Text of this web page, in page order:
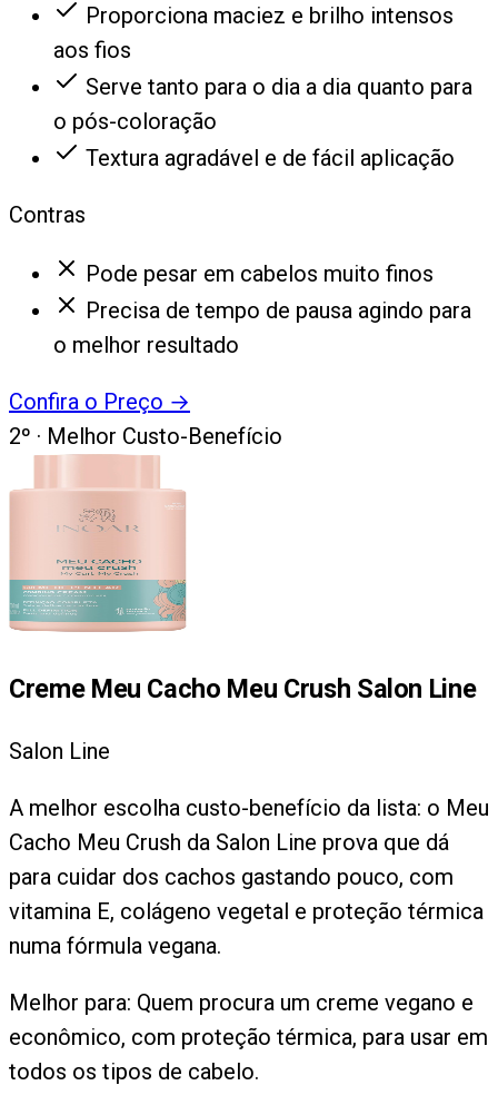
Proporciona maciez e brilho intensos
aos fios
Serve tanto para o dia a dia quanto para
o pós-coloração
Textura agradável e de fácil aplicação
Contras
Pode pesar em cabelos muito finos
Precisa de tempo de pausa agindo para
o melhor resultado
Confira o Preço →
2º · Melhor Custo-Benefício
Creme Meu Cacho Meu Crush Salon Line
Salon Line
A melhor escolha custo-benefício da lista: o Meu
Cacho Meu Crush da Salon Line prova que dá
para cuidar dos cachos gastando pouco, com
vitamina E, colágeno vegetal e proteção térmica
numa fórmula vegana.
Melhor para: Quem procura um creme vegano e
econômico, com proteção térmica, para usar em
todos os tipos de cabelo.